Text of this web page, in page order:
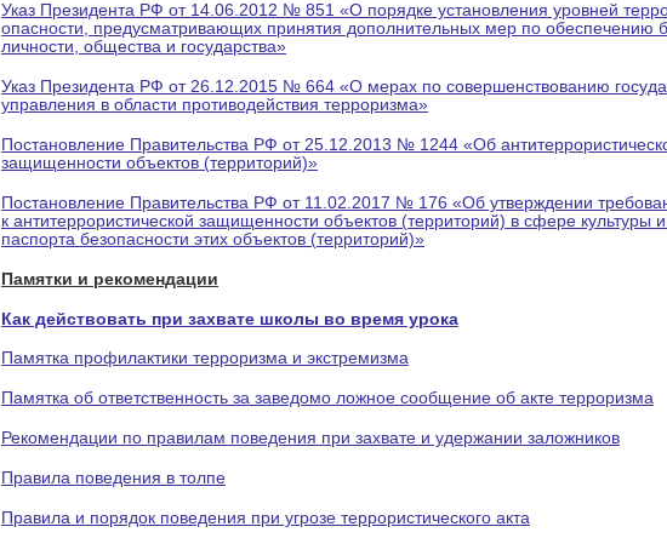
Указ Президента РФ от 14.06.2012 № 851 «О порядке установления уровней
опасности, предусматривающих принятия дополнительных мер по обеспечению
личности, общества и государства»
Указ Президента РФ от 26.12.2015 № 664 «О мерах по совершенствованию
управления в области противодействия терроризма»
Постановление Правительства РФ от 25.12.2013 № 1244 «Об
защищенности объектов (территорий)»
Постановление Правительства РФ от 11.02.2017 № 176 «Об утверждении
к антитеррористической защищенности объектов (территорий) в сфере культуры
паспорта безопасности этих объектов (территорий)»
Памятки и рекомендации
Как действовать при захвате школы во время урока
Памятка профилактики терроризма и экстремизма
Памятка об ответственность за заведомо ложное сообщение об акте терроризма
Рекомендации по правилам поведения при захвате и удержании заложников
Правила поведения в толпе
Правила и порядок поведения при угрозе террористического акта